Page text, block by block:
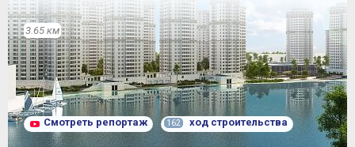
3.65 км
Смотреть репортаж 162 ход строительства